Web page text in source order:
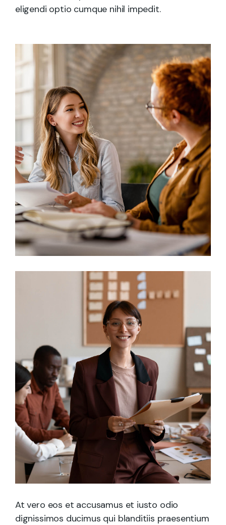
eligendi optio cumque nihil impedit.
At vero eos et accusamus et iusto odio
dignissimos ducimus qui blanditiis praesentium